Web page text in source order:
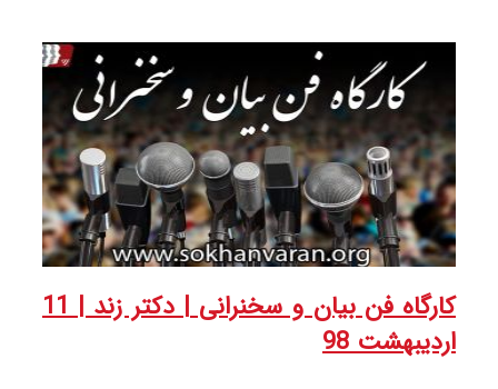
کارگاه فن بیان و سخنرانی | دکتر زند | 11
98